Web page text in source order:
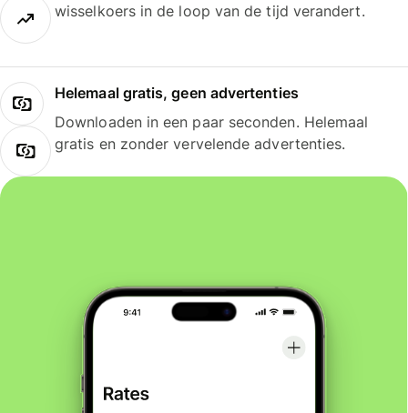
wisselkoers in de loop van de tijd verandert.
Helemaal gratis, geen advertenties
Downloaden in een paar seconden. Helemaal
gratis en zonder vervelende advertenties.